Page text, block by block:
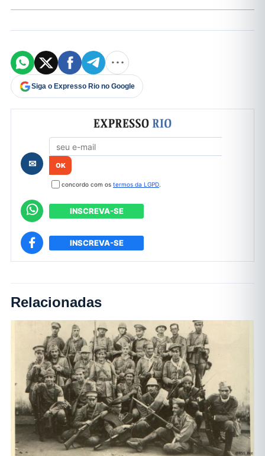
Siga o Expresso Rio no Google
Formulário de cadastro
✉
concordo com os termos da LGPD.
INSCREVA-SE
INSCREVA-SE
Relacionadas